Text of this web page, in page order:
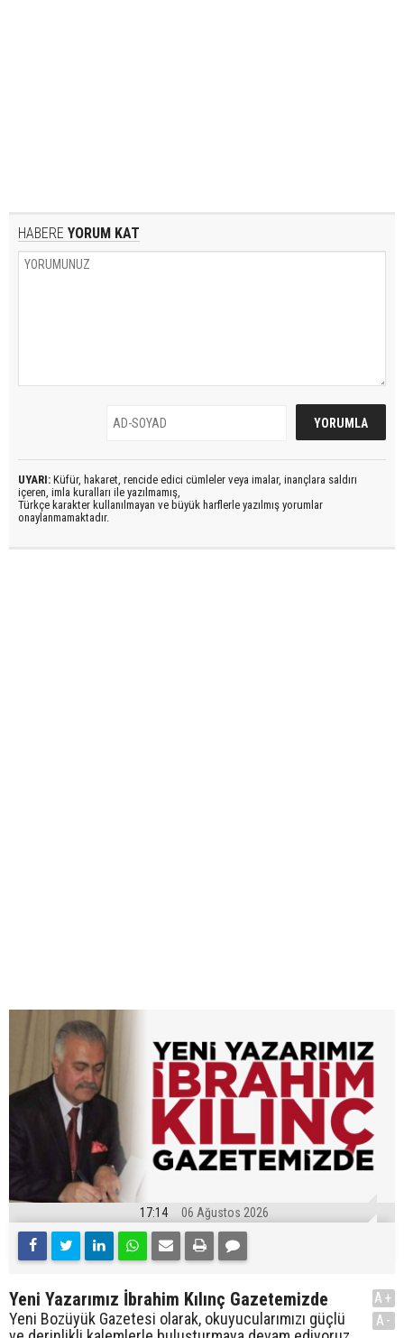
HABERE YORUM KAT
UYARI: Küfür, hakaret, rencide edici cümleler veya imalar, inançlara saldırı
içeren, imla kuralları ile yazılmamış,
Türkçe karakter kullanılmayan ve büyük harflerle yazılmış yorumlar
onaylanmamaktadır.
17:14 06 Ağustos 2026
Yeni Yazarımız İbrahim Kılınç Gazetemizde
Yeni Bozüyük Gazetesi olarak, okuyucularımızı güçlü
A+
A-